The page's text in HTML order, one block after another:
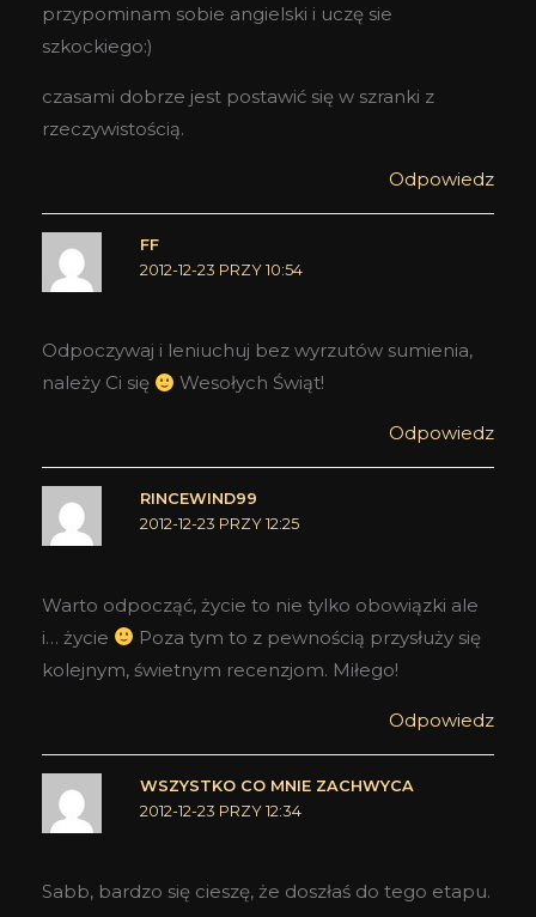
przypominam sobie angielski i uczę sie
szkockiego:)
czasami dobrze jest postawić się w szranki z
rzeczywistością.
Odpowiedz
FF
2012-12-23 PRZY 10:54
Odpoczywaj i leniuchuj bez wyrzutów sumienia,
należy Ci się
Wesołych Świąt!
Odpowiedz
RINCEWIND99
2012-12-23 PRZY 12:25
Warto odpocząć, życie to nie tylko obowiązki ale
i… życie
Poza tym to z pewnością przysłuży się
kolejnym, świetnym recenzjom. Miłego!
Odpowiedz
WSZYSTKO CO MNIE ZACHWYCA
2012-12-23 PRZY 12:34
Sabb, bardzo się cieszę, że doszłaś do tego etapu.